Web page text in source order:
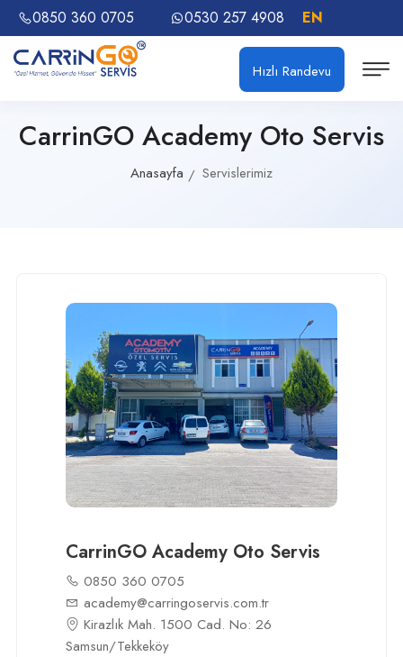
0850 360 0705 0530 257 4908 EN
Hızlı Randevu
CarrinGO Academy Oto Servis
Anasayfa Servislerimiz
CarrinGO Academy Oto Servis
0850 360 0705
academy@carringoservis.com.tr
Kirazlık Mah. 1500 Cad. No: 26
Samsun/Tekkeköy